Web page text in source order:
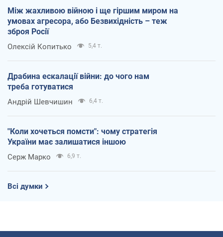
Між жахливою війною і ще гіршим миром на
умовах агресора, або Безвихідність – теж
зброя Росії
Олексій Копитько 5,4 т.
Драбина ескалації війни: до чого нам
треба готуватися
Андрій Шевчишин 6,4 т.
"Коли хочеться помсти": чому стратегія
України має залишатися іншою
Серж Марко 6,9 т.
Всі думки